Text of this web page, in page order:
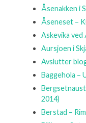
Åsenakken i
Åseneset –
Askevika
Aursjoen i
Avslutter
Baggehola –
2014)
Berstad –